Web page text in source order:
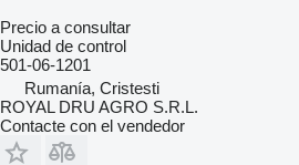
Precio a consultar
Unidad de control
501-06-1201
Rumanía, Cristesti
ROYAL DRU AGRO S.R.L.
Contacte con el vendedor